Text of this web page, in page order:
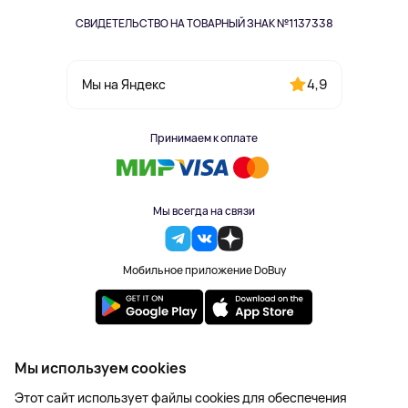
СВИДЕТЕЛЬСТВО НА ТОВАРНЫЙ ЗНАК №1137338
Мы на Яндекс 4,9
Принимаем к оплате
Мы всегда на связи
Мобильное приложение DoBuy
2023-2026 © DoBuy. Все права защищены
Правила обработки персональных данных
Пользовательское соглашение
Мы используем cookies
Этот сайт использует файлы cookies для обеспечения